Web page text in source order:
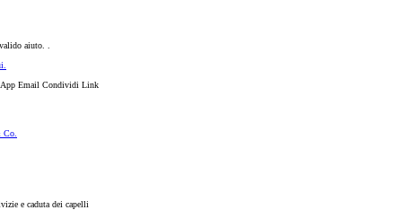
aiuto. .
Email Condividi Link
e caduta dei capelli